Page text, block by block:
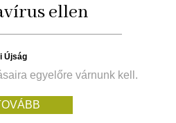
ellen
Újság
egyelőre várnunk kell.